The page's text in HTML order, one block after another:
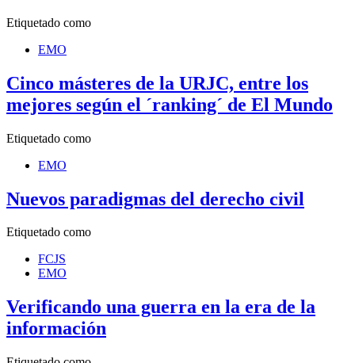
Etiquetado como
EMO
Cinco másteres de la URJC, entre los
mejores según el ´ranking´ de El Mundo
Etiquetado como
EMO
Nuevos paradigmas del derecho civil
Etiquetado como
FCJS
EMO
Verificando una guerra en la era de la
información